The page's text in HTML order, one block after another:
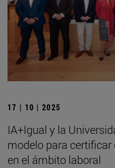
17 | 10 | 2025
IA+Igual y la
modelo para certificar
en el ámbito laboral